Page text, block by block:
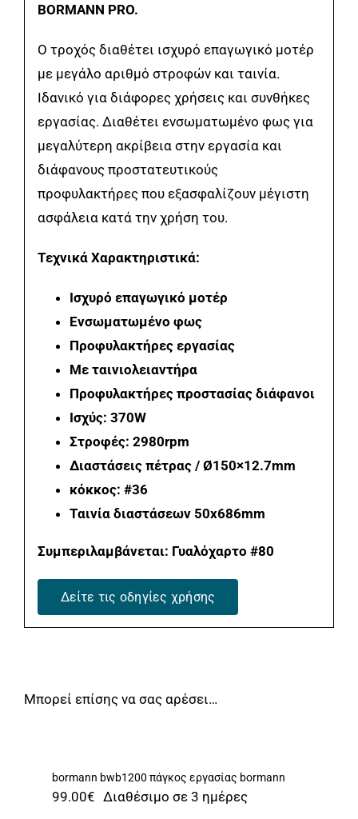
BORMANN PRO.
Ο τροχός διαθέτει ισχυρό επαγωγικό μοτέρ
με μεγάλο αριθμό στροφών και ταινία.
Ιδανικό για διάφορες χρήσεις και συνθήκες
εργασίας. Διαθέτει ενσωματωμένο φως για
μεγαλύτερη ακρίβεια στην εργασία και
διάφανους προστατευτικούς
προφυλακτήρες που εξασφαλίζουν μέγιστη
ασφάλεια κατά την χρήση του.
Τεχνικά Χαρακτηριστικά:
Ισχυρό επαγωγικό μοτέρ
Ενσωματωμένο φως
Προφυλακτήρες εργασίας
Με ταινιολειαντήρα
Προφυλακτήρες προστασίας διάφανοι
Ισχύς: 370W
Στροφές: 2980rpm
Διαστάσεις πέτρας / Ø150×12.7mm
κόκκος: #36
Ταινία διαστάσεων 50x686mm
Συμπεριλαμβάνεται: Γυαλόχαρτο #80
Δείτε τις οδηγίες χρήσης
Μπορεί επίσης να σας αρέσει…
bormann bwb1200 πάγκος εργασίας bormann
99.00€ Διαθέσιμο σε 3 ημέρες